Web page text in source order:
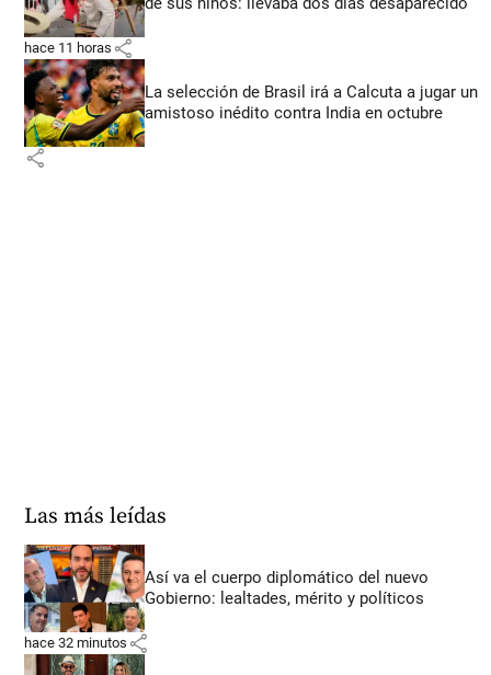
hace 11 horas share
La selección de Brasil irá a Calcuta a jugar un
amistoso inédito contra India en octubre
share
Las más leídas
Así va el cuerpo diplomático del nuevo
Gobierno: lealtades, mérito y políticos
hace 32 minutos share